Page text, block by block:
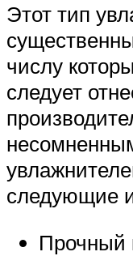
Этот тип
числу
следует
следующие
Прочный